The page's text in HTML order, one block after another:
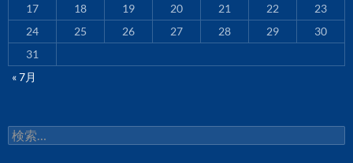
17
18 19 20 21 22
23
24
25 26 27 28 29
30
31
« 7月
検
索: